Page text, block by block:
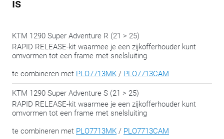
is
KTM 1290 Super Adventure R (21 > 25)
RAPID RELEASE-kit waarmee je een zijkofferhouder kunt
omvormen tot een frame met snelsluiting
te combineren met PLO7713MK / PLO7713CAM
KTM 1290 Super Adventure S (21 > 25)
RAPID RELEASE-kit waarmee je een zijkofferhouder kunt
omvormen tot een frame met snelsluiting
te combineren met PLO7713MK / PLO7713CAM